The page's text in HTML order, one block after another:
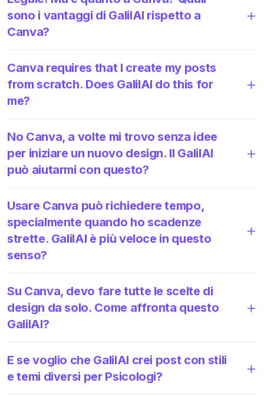
sono i vantaggi di GalilAI rispetto a
Canva?
Canva requires that I create my posts
from scratch. Does GalilAI do this for
me?
No Canva, a volte mi trovo senza idee
per iniziare un nuovo design. Il GalilAI
può aiutarmi con questo?
Usare Canva può richiedere tempo,
specialmente quando ho scadenze
strette. GalilAI è più veloce in questo
senso?
Su Canva, devo fare tutte le scelte di
design da solo. Come affronta questo
GalilAI?
E se voglio che GalilAI crei post con stili
e temi diversi per Psicologi?